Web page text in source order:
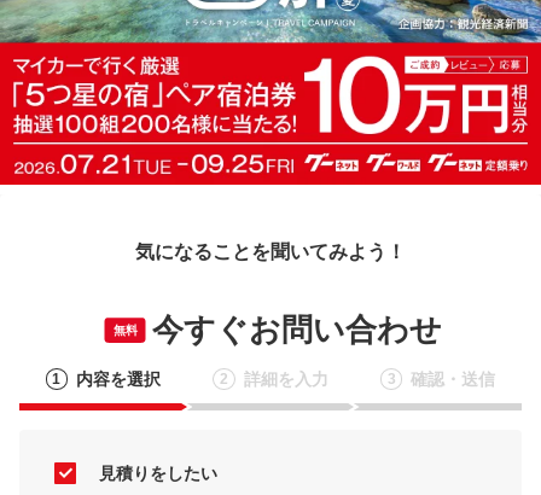
気になることを聞いてみよう！
無料 今すぐお問い合わせ
1 内容を選択 2 詳細を入力 3 確認・送信
見積りをしたい